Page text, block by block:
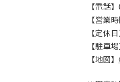
【電話
【営業
【定休
【駐車
【地図】